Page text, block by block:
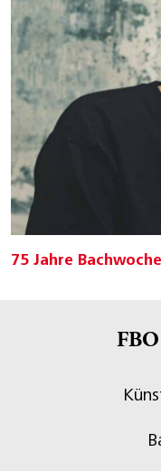
75 Jahre